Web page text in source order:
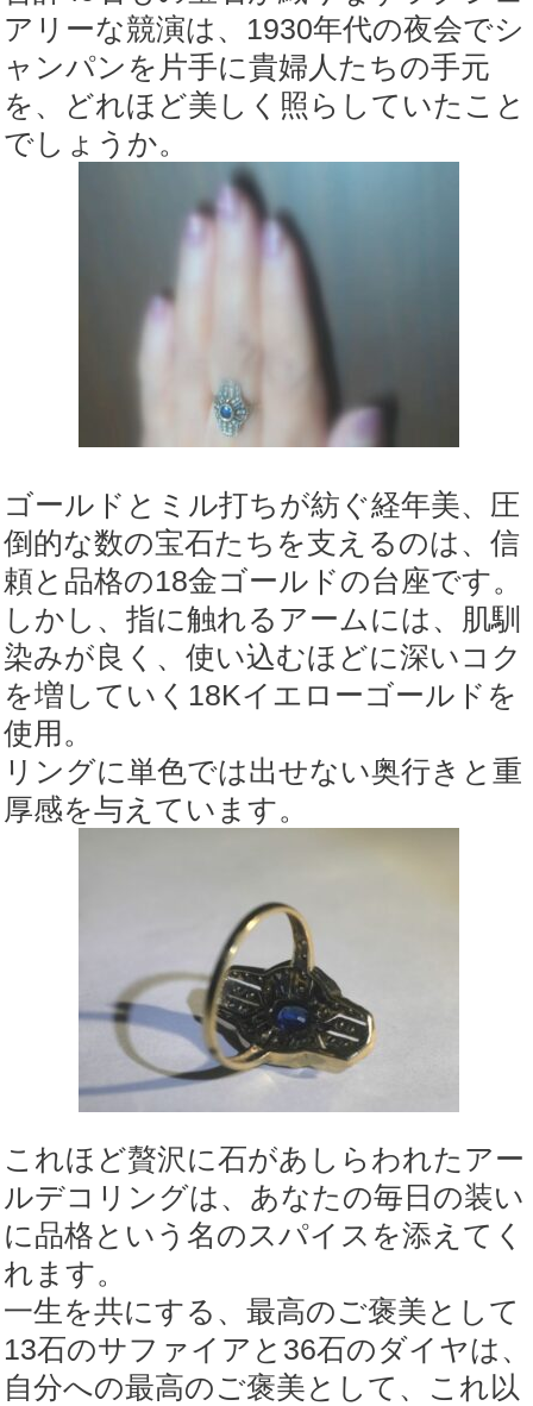
アリーな競演は、1930年代の夜会でシ
ャンパンを片手に貴婦人たちの手元
を、どれほど美しく照らしていたこと
でしょうか。
ゴールドとミル打ちが紡ぐ経年美、圧
倒的な数の宝石たちを支えるのは、信
頼と品格の18金ゴールドの台座です。
しかし、指に触れるアームには、肌馴
染みが良く、使い込むほどに深いコク
を増していく18Kイエローゴールドを
使用。
リングに単色では出せない奥行きと重
厚感を与えています。
これほど贅沢に石があしらわれたアー
ルデコリングは、あなたの毎日の装い
に品格という名のスパイスを添えてく
れます。
一生を共にする、最高のご褒美として
13石のサファイアと36石のダイヤは、
自分への最高のご褒美として、これ以